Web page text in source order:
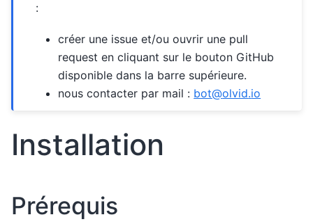
:
créer une issue et/ou ouvrir une pull
request en cliquant sur le bouton GitHub
disponible dans la barre supérieure.
nous contacter par mail : bot@olvid.io
Installation
Prérequis